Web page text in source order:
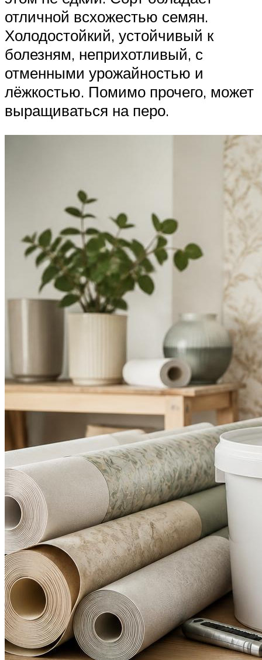
отличной всхожестью семян.
Холодостойкий, устойчивый к
болезням, неприхотливый, с
отменными урожайностью и
лёжкостью. Помимо прочего, может
выращиваться на перо.